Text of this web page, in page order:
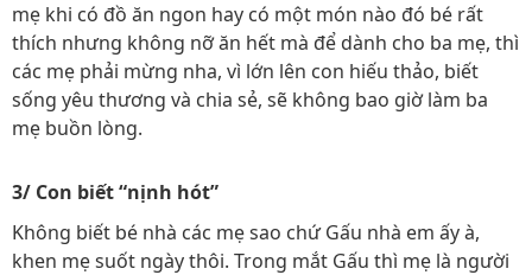
mẹ khi có đồ ăn ngon hay có một món nào đó bé rất
thích nhưng không nỡ ăn hết mà để dành cho ba mẹ, thì
các mẹ phải mừng nha, vì lớn lên con hiếu thảo, biết
sống yêu thương và chia sẻ, sẽ không bao giờ làm ba
mẹ buồn lòng.
3/ Con biết “nịnh hót”
Không biết bé nhà các mẹ sao chứ Gấu nhà em ấy à,
khen mẹ suốt ngày thôi. Trong mắt Gấu thì mẹ là người